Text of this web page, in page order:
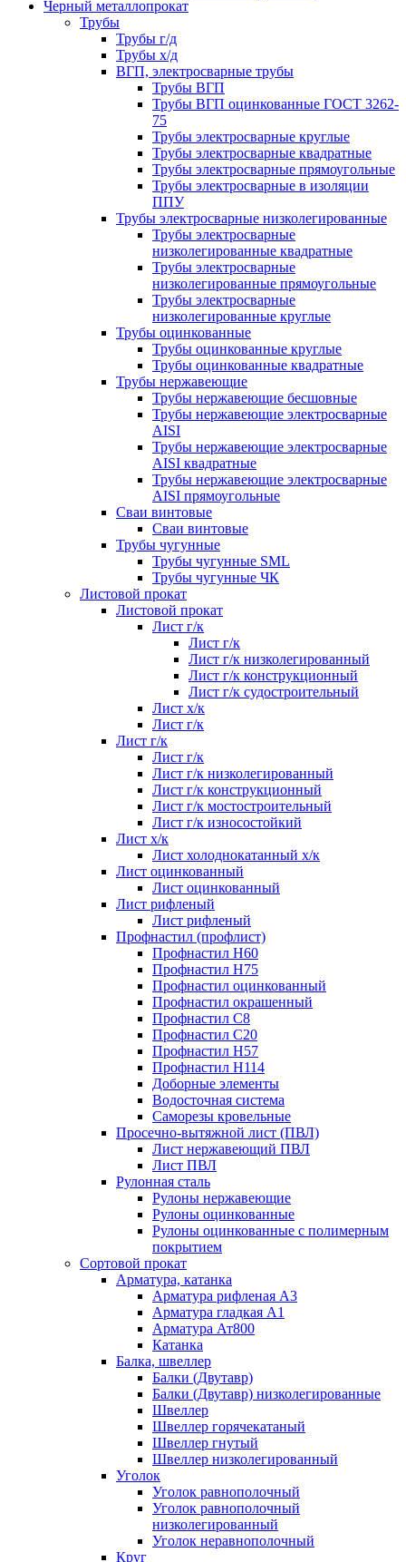
Черный металлопрокат
Трубы
Трубы г/д
Трубы х/д
ВГП, электросварные трубы
Трубы ВГП
Трубы ВГП оцинкованные ГОСТ 3262-
75
Трубы электросварные круглые
Трубы электросварные квадратные
Трубы электросварные прямоугольные
Трубы электросварные в изоляции
ППУ
Трубы электросварные низколегированные
Трубы электросварные
низколегированные квадратные
Трубы электросварные
низколегированные прямоугольные
Трубы электросварные
низколегированные круглые
Трубы оцинкованные
Трубы оцинкованные круглые
Трубы оцинкованные квадратные
Трубы нержавеющие
Трубы нержавеющие бесшовные
Трубы нержавеющие электросварные
AISI
Трубы нержавеющие электросварные
AISI квадратные
Трубы нержавеющие электросварные
AISI прямоугольные
Сваи винтовые
Сваи винтовые
Трубы чугунные
Трубы чугунные SML
Трубы чугунные ЧК
Листовой прокат
Листовой прокат
Лист г/к
Лист г/к
Лист г/к низколегированный
Лист г/к конструкционный
Лист г/к судостроительный
Лист х/к
Лист г/к
Лист г/к
Лист г/к
Лист г/к низколегированный
Лист г/к конструкционный
Лист г/к мостостроительный
Лист г/к износостойкий
Лист х/к
Лист холоднокатанный х/к
Лист оцинкованный
Лист оцинкованный
Лист рифленый
Лист рифленый
Профнастил (профлист)
Профнастил Н60
Профнастил Н75
Профнастил оцинкованный
Профнастил окрашенный
Профнастил С8
Профнастил С20
Профнастил Н57
Профнастил Н114
Доборные элементы
Водосточная система
Саморезы кровельные
Просечно-вытяжной лист (ПВЛ)
Лист нержавеющий ПВЛ
Лист ПВЛ
Рулонная сталь
Рулоны нержавеющие
Рулоны оцинкованные
Рулоны оцинкованные с полимерным
покрытием
Сортовой прокат
Арматура, катанка
Арматура рифленая А3
Арматура гладкая А1
Арматура Ат800
Катанка
Балка, швеллер
Балки (Двутавр)
Балки (Двутавр) низколегированные
Швеллер
Швеллер горячекатаный
Швеллер гнутый
Швеллер низколегированный
Уголок
Уголок равнополочный
Уголок равнополочный
низколегированный
Уголок неравнополочный
Круг